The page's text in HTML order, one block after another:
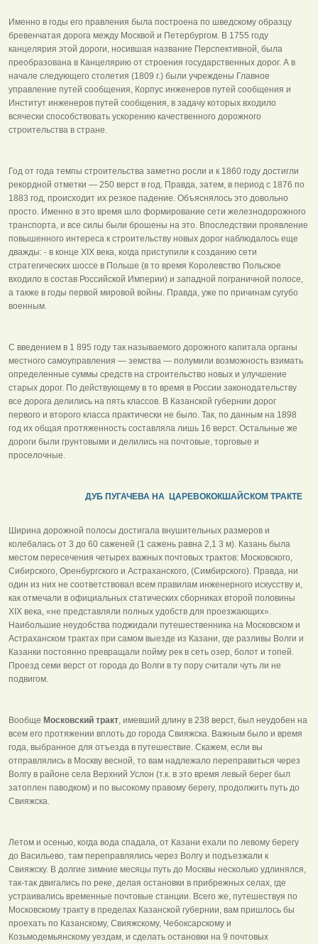
Именно в годы его правления была построена по шведскому образцу
бревенчатая дорога между Москвой и Петербургом. В 1755 году
канцелярия этой дороги, носившая название Перспективной, была
преобразована в Канцелярию от строения государственных дорог. А в
начале следующего столетия (1809 г.) были учреждены Главное
управление путей сообщения, Корпус инженеров путей сообщения и
Институт инженеров путей сообщения, в задачу которых входило
всячески способствовать ускорению качественного дорожного
строительства в стране.
Год от года темпы строительства заметно росли и к 1860 году достигли
рекордной отметки — 250 верст в год. Правда, затем, в период с 1876 по
1883 год, происходит их резкое падение. Объяснялось это довольно
просто. Именно в это время шло формирование сети железнодорожного
транспорта, и все силы были брошены на это. Впоследствии проявление
повышенного интереса к строительству новых дорог наблюдалось еще
дважды: - в конце XIX века, когда приступили к созданию сети
стратегических шоссе в Польше (в то время Королевство Польское
входило в состав Российской Империи) и западной пограничной полосе,
а также в годы первой мировой войны. Правда, уже по причинам сугубо
военным.
С введением в 1 895 году так называемого дорожного капитала органы
местного самоуправления — земства — полумили возможность взимать
определенные суммы средств на строительство новых и улучшение
старых дорог. По действующему в то время в России законодательству
все дорога делились на пять классов. В Казанской губернии дорог
первого и второго класса практически не было. Так, по данным на 1898
год их общая протяженность составляла лишь 16 верст. Остальные же
дороги были грунтовыми и делились на почтовые, торговые и
проселочные.
ДУБ ПУГАЧЕВА НА ЦАРЕВОКОКШАЙСКОМ ТРАКТЕ
Ширина дорожной полосы достигала внушительных размеров и
колебалась от 3 до 60 саженей (1 сажень равна 2,1 3 м). Казань была
местом пересечения четырех важных почтовых трактов: Московского,
Сибирского, Оренбургского и Астраханского, (Симбирского). Правда, ни
один из них не соответствовал всем правилам инженерного искусству и,
как отмечали в официальных статических сборниках второй половины
XIX века, «не представляли полных удобств для проезжающих».
Наибольшие неудобства поджидали путешественника на Московском и
Астраханском трактах при самом выезде из Казани, где разливы Волги и
Казанки постоянно превращали пойму рек в сеть озер, болот и топей.
Проезд семи верст от города до Волги в ту пору считали чуть ли не
подвигом.
Вообще Московский тракт, имевший длину в 238 верст, был неудобен на
всем его протяжении вплоть до города Свияжска. Важным было и время
года, выбранное для отъезда в путешествие. Скажем, если вы
отправлялись в Москву весной, то вам надлежало переправиться через
Волгу в районе села Верхний Услон (т.к. в это время левый берег был
затоплен паводком) и по высокому правому берегу, продолжить путь до
Свияжска.
Летом и осенью, когда вода спадала, от Казани ехали по левому берегу
до Васильево, там переправлялись через Волгу и подъезжали к
Свияжску. В долгие зимние месяцы путь до Москвы несколько удлинялся,
так-так двигались по реке, делая остановки в прибрежных селах, где
устраивались временные почтовые станции. Всего же, путешествуя по
Московскому тракту в пределах Казанской губернии, вам пришлось бы
проехать по Казанскому, Свияжскому, Чебоксарскому и
Козьмодемьянскому уездам, и сделать остановки на 9 почтовых